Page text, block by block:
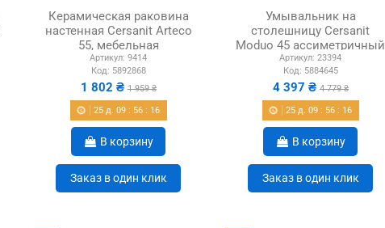
Керамическая раковина
настенная Cersanit Arteco
55, мебельная
Артикул: 9414
Код: 5892868
1 802 ₴1 959 ₴
25 д. 09 : 56 : 15
В корзину
Заказ в один клик
Умывальник на
столешницу Cersanit
Moduo 45 ассиметричный
Артикул: 23394
Код: 5884645
4 397 ₴ 4 779 ₴
25 д. 09 : 56 : 15
В корзину
Заказ в один клик